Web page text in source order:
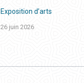
Exposition d’arts
26 juin 2026